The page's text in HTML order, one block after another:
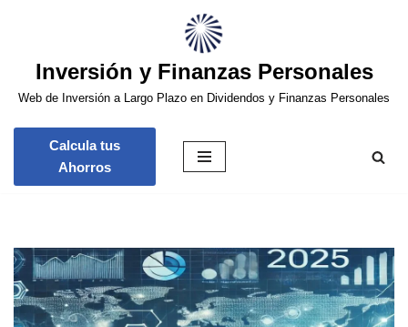
contenido
Inversión y Finanzas Personales
Web de Inversión a Largo Plazo en Dividendos y Finanzas Personales
Calcula tus
Ahorros